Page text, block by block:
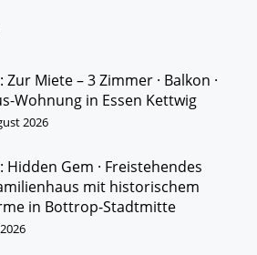
Zur Miete – 3 Zimmer · Balkon ·
Wohnung in Essen Kettwig
2026
Hidden Gem · Freistehendes
mit historischem
in Bottrop-Stadtmitte